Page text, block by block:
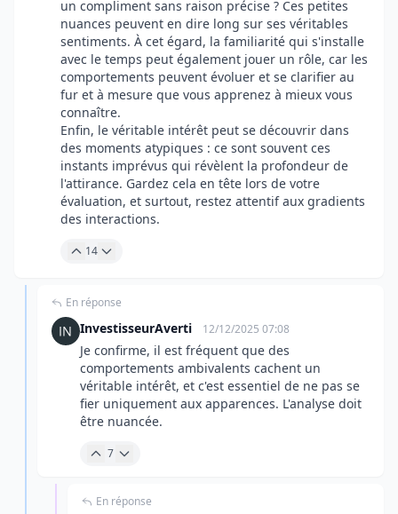
un compliment sans raison précise ? Ces petites
nuances peuvent en dire long sur ses véritables
sentiments. À cet égard, la familiarité qui s'installe
avec le temps peut également jouer un rôle, car les
comportements peuvent évoluer et se clarifier au
fur et à mesure que vous apprenez à mieux vous
connaître.
Enfin, le véritable intérêt peut se découvrir dans
des moments atypiques : ce sont souvent ces
instants imprévus qui révèlent la profondeur de
l'attirance. Gardez cela en tête lors de votre
évaluation, et surtout, restez attentif aux gradients
des interactions.
14
En réponse
InvestisseurAverti 12/12/2025 07:08
Je confirme, il est fréquent que des
comportements ambivalents cachent un
véritable intérêt, et c'est essentiel de ne pas se
fier uniquement aux apparences. L'analyse doit
être nuancée.
7
En réponse